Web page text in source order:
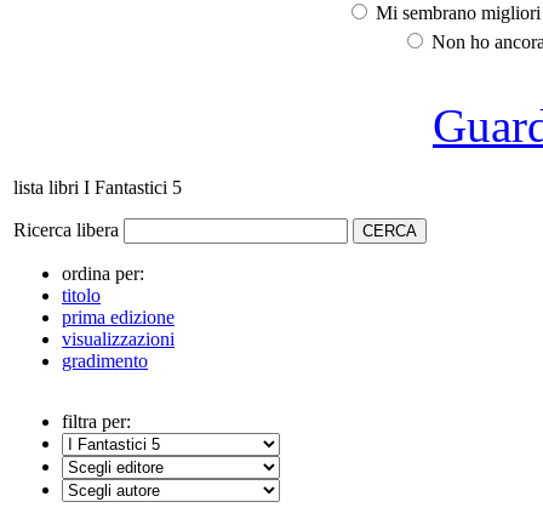
Mi sembrano
Non ho
lista libri I Fantastici 5
Ricerca libera
ordina per:
titolo
prima edizione
visualizzazioni
gradimento
filtra per: